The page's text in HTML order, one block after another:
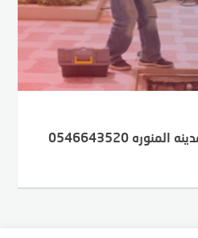
0546643520